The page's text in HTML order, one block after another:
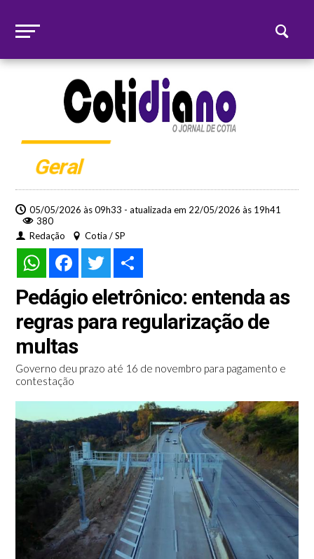
Geral
05/05/2026 às 09h33 - atualizada em 22/05/2026 às 19h41
380
Redação
Cotia / SP
WhatsAppFacebookTwitter
Pedágio eletrônico: entenda as
regras para regularização de
multas
Governo deu prazo até 16 de novembro para pagamento e
contestação